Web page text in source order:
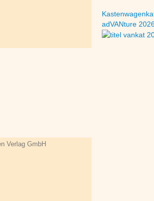
Verlag GmbH
adVANture